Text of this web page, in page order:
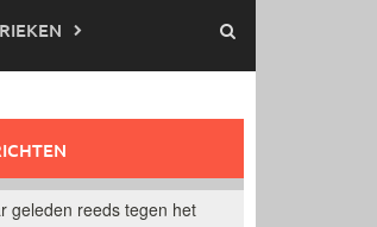
geleden reeds tegen het